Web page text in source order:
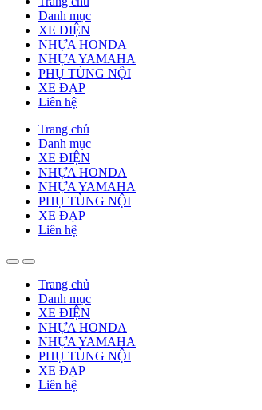
Danh mục
XE ĐIỆN
NHỰA HONDA
NHỰA YAMAHA
PHỤ TÙNG NỘI
XE ĐẠP
Liên hệ
Trang chủ
Danh mục
XE ĐIỆN
NHỰA HONDA
NHỰA YAMAHA
PHỤ TÙNG NỘI
XE ĐẠP
Liên hệ
Trang chủ
Danh mục
XE ĐIỆN
NHỰA HONDA
NHỰA YAMAHA
PHỤ TÙNG NỘI
XE ĐẠP
Liên hệ